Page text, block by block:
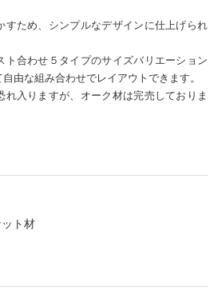
すため、シンプルなデザインに仕上げられ
ト合わせ５タイプのサイズバリエーション
由な組み合わせでレイアウトできます。
入りますが、オーク材は完売しておりま
ト材